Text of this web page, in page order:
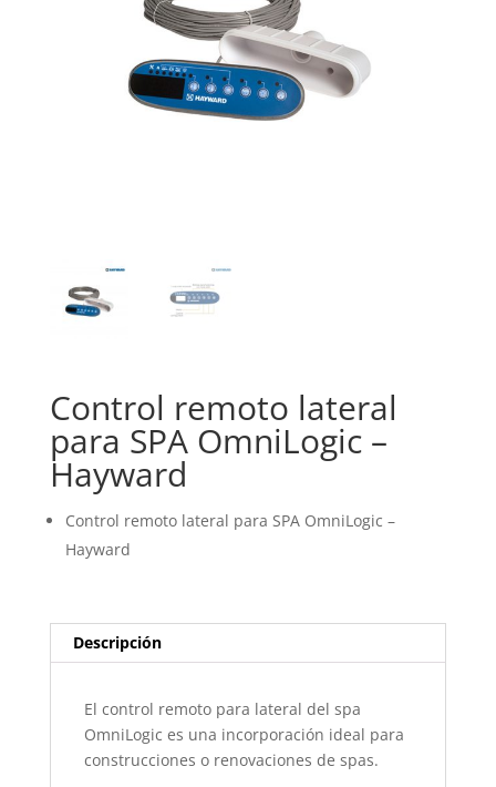
Control remoto lateral
para SPA OmniLogic –
Hayward
Control remoto lateral para SPA OmniLogic –
Hayward
Descripción
El control remoto para lateral del spa
OmniLogic es una incorporación ideal para
construcciones o renovaciones de spas.